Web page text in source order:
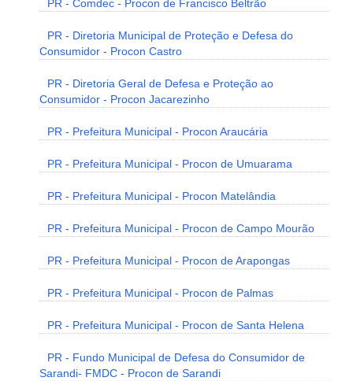
PR - Comdec - Procon de Francisco Beltrão
PR - Diretoria Municipal de Proteção e Defesa do
Consumidor - Procon Castro
PR - Diretoria Geral de Defesa e Proteção ao
Consumidor - Procon Jacarezinho
PR - Prefeitura Municipal - Procon Araucária
PR - Prefeitura Municipal - Procon de Umuarama
PR - Prefeitura Municipal - Procon Matelândia
PR - Prefeitura Municipal - Procon de Campo Mourão
PR - Prefeitura Municipal - Procon de Arapongas
PR - Prefeitura Municipal - Procon de Palmas
PR - Prefeitura Municipal - Procon de Santa Helena
PR - Fundo Municipal de Defesa do Consumidor de
Sarandi- FMDC - Procon de Sarandi